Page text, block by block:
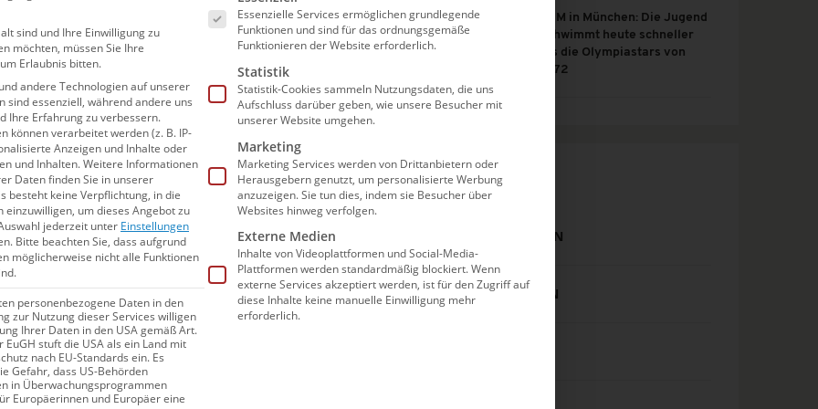
22.05.2020 09:53
Jessica Steiger: „Für Olympia
verschiebe ich sogar meine
Hochzeit“
Für Jessica Steiger ist die Teilnahme an den
Olympischen Spielen in Tokio der große
sportliche Traum, den sich die 28-Jährige im
nächsten Jahr unbedingt erfüllen möchte.
Die Verschiebung auf das Jahr 2021 (23. Juli -
08. August) aufgrund der Coronavirus-
Pandemie...
JEM in München: Die Jugend
schwimmt heute schneller
als die Olympiastars von
1972
KATEGORIEN
DJM SCHWIMMEN
DM SCHWIMMEN
sind und Ihre Einwilligung zu
möchten, müssen Sie Ihre
Erlaubnis bitten.
andere Technologien auf unserer
sind essenziell, während andere uns
Ihre Erfahrung zu verbessern.
können verarbeitet werden (z. B. IP-
Anzeigen und Inhalte oder
und Inhalten.Weitere Informationen
Daten finden Sie in unserer
besteht keine Verpflichtung, in die
um dieses Angebot zu
jederzeit unter Einstellungen
Bitte beachten Sie, dass aufgrund
möglicherweise nicht alle Funktionen
personenbezogene Daten in den
zur Nutzung dieser Services willigen
Ihrer Daten in den USA gemäß Art.
EuGH stuft die USA als ein Land mit
nach EU-Standards ein. Es
Gefahr, dass US-Behörden
in Überwachungsprogrammen
Europäerinnen und Europäer eine
Essenzielle Services ermöglichen grundlegende
Funktionen und sind für das ordnungsgemäße
Funktionieren der Website erforderlich.
Statistik
Statistik-Cookies sammeln Nutzungsdaten, die uns
Aufschluss darüber geben, wie unsere Besucher mit
unserer Website umgehen.
Marketing
Marketing Services werden von Drittanbietern oder
Herausgebern genutzt, um personalisierte Werbung
anzuzeigen. Sie tun dies, indem sie Besucher über
Websites hinweg verfolgen.
Externe Medien
Inhalte von Videoplattformen und Social-Media-
Plattformen werden standardmäßig blockiert. Wenn
externe Services akzeptiert werden, ist für den Zugriff auf
diese Inhalte keine manuelle Einwilligung mehr
erforderlich.